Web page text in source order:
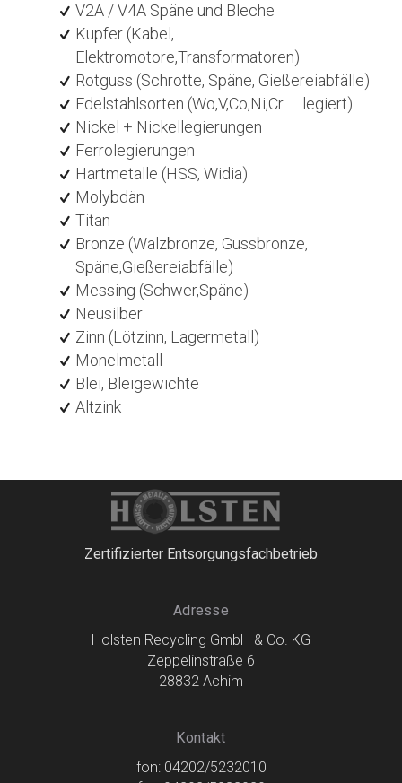
V2A / V4A Späne und Bleche
Kupfer (Kabel,
Elektromotore,Transformatoren)
Rotguss (Schrotte, Späne, Gießereiabfälle)
Edelstahlsorten (Wo,V,Co,Ni,Cr……legiert)
Nickel + Nickellegierungen
Ferrolegierungen
Hartmetalle (HSS, Widia)
Molybdän
Titan
Bronze (Walzbronze, Gussbronze,
Späne,Gießereiabfälle)
Messing (Schwer,Späne)
Neusilber
Zinn (Lötzinn, Lagermetall)
Monelmetall
Blei, Bleigewichte
Altzink
Zertifizierter Entsorgungsfachbetrieb
Adresse
Holsten Recycling GmbH & Co. KG
Zeppelinstraße 6
28832 Achim
Kontakt
fon: 04202/5232010